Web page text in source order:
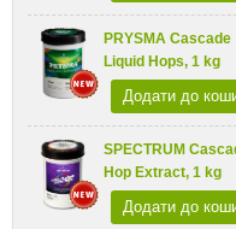
PRYSMA Cascade
Liquid Hops, 1 kg
Додати до
SPECTRUM
Hop Extract, 1 kg
Додати до